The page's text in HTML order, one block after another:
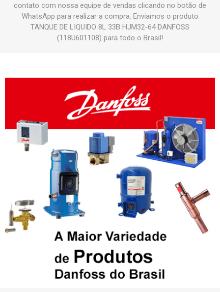
contato com nossa equipe de vendas clicando no botão de
WhatsApp para realizar a compra. Enviamos o produto
TANQUE DE LIQUIDO 8L 33B HJM32-64 DANFOSS
(118U601108) para todo o Brasil!